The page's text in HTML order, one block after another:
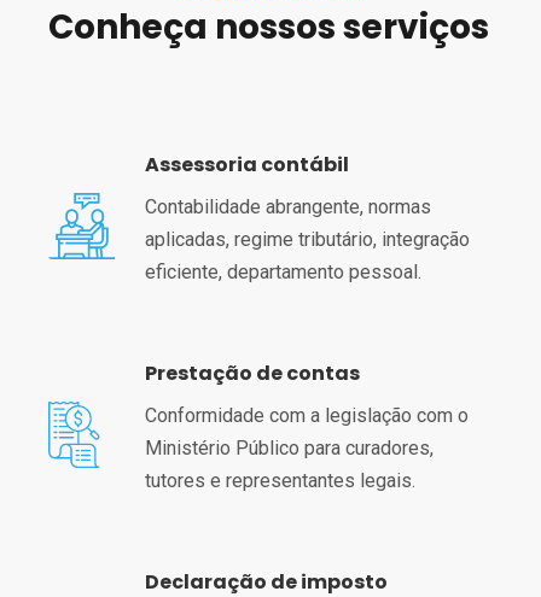
Conheça nossos serviços
Assessoria contábil
Contabilidade abrangente, normas
aplicadas, regime tributário, integração
eficiente, departamento pessoal.
Prestação de contas
Conformidade com a legislação com o
Ministério Público para curadores,
tutores e representantes legais.
Declaração de imposto